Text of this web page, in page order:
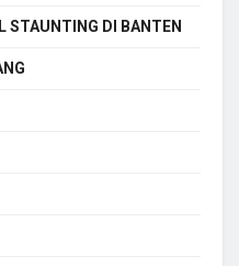
STAUNTING DI BANTEN